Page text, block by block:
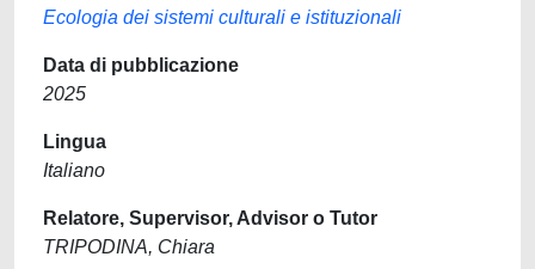
Ecologia dei sistemi culturali e istituzionali
Data di pubblicazione
2025
Lingua
Italiano
Relatore, Supervisor, Advisor o Tutor
TRIPODINA, Chiara